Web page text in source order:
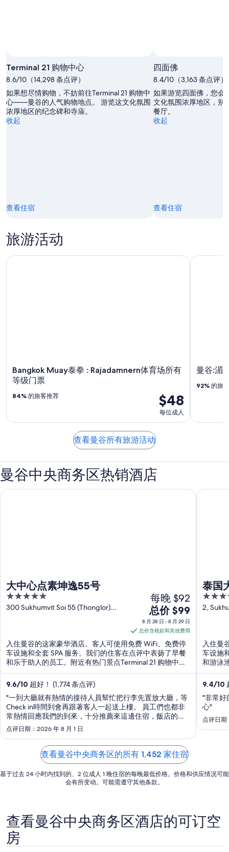
开
照
片
拍
摄
者：
CJ
Terminal 21 购物中心
8.6/10（14,298 条点评）
如果想尽情购物，不妨前往Terminal 21 购物中
心——曼谷的人气购物地点。 游览这文化氛围
浓厚地区的纪念碑和寺庙。
收起
查看住宿
四面佛
8.4/10（3,163 条点评）
如果游览四面佛，您会
文化氛围浓厚地区，别
餐厅。
收起
查看住宿
旅游活动
Bangkok Muay泰拳 : Rajadamnern体育场所有
等级门票
$48
每位成人
84% 的旅客推荐
Bangkok Muay泰拳 : Rajadamnern体育场所有等级门票
曼谷:湄
92% 的旅
曼谷:湄南
查看曼谷所有旅游活动
曼谷中央商务区热销酒店
大中心点素坤逸55号
5
out
300 Sukhumvit Soi 55 (Thonglor)
每晚 $92
8
月
28
日
到
8
月
日
的
每
价
格
总
价
$99
总价 $99
8 月 28 日 - 8 月 29 日
总价含税款和其他费用
入住曼谷的这家豪华酒店。客人可使用免费 WiFi、免费停
车设施和全套 SPA 服务。我们的住客在点评中表扬了早餐
和乐于助人的员工。附近有热门景点Terminal 21 购物中心
和是乐园。
9.6/10 超好！ (1,774 条点评)
"一到大廳就有熱情的接待人員幫忙把行李先置放大廳，等
Check in時間到會再跟著客人一起送上樓。 員工們也都非
常熱情回應我們的到來，十分推薦來這邊住宿，飯店的嘟
嘟車也可以多多使用，轉乘BTS非常方便。"
点评日期：2026 年 8 月 1 日
大中心点素坤逸55号
泰国
5
out
2,
入住曼
车设施
和游泳
园。
9.4/10
"非常好
心"
点评日
泰国大
查看曼谷中央商务区的所有 1,452 家住宿
基于过去 24 小时内找到的、2 位成人 1 晚住宿的每晚最低价格。价格和供应情况可能
会有所变动。可能需遵守其他条款。
查看曼谷中央商务区酒店的可订空
房